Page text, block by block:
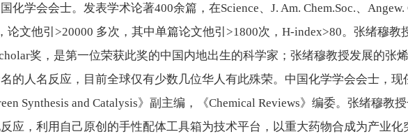
化学会会士。发表学术论著400余篇，在Science、J. Am. Chem.Soc.、
论文他引>20000 多次，其中单篇论文他引>1800次，H-index>80。张绪穆教
奖，是第一位荣获此奖的中国内地出生的科学家；张绪穆教授发展的张
的人名反应，目前全球仅有少数几位华人有此殊荣。中国化学学会会士，
Synthesis and Catalysis》副主编，《Chemical Reviews》编委。张绪穆教
应，利用自己原创的手性配体工具箱为技术平台，以重大药物合成为产业